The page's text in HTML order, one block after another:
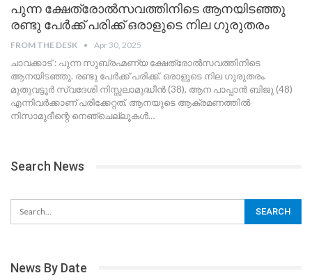
പുന്ന ക്ഷേത്രോൽസവത്തിനിടെ ആനയിടഞ്ഞു
രണ്ടു പേർക്ക് പരിക്ക് ഒരാളുടെ നില ഗുരുതരം
FROM THE DESK Apr 30, 2025
ചാവക്കാട് : പുന്ന സുബ്രഹ്മണ്യ ക്ഷേത്രോൽസവത്തിനിടെ
ആനയിടഞ്ഞു. രണ്ടു പേർക്ക് പരിക്ക്. ഒരാളുടെ നില ഗുരുതരം.
മുതുവട്ടൂർ സ്വദേശി നിസ്സലാമുദ്ധീൻ (38), ആന പാപ്പാൻ ബിജു (48)
എന്നിവർക്കാണ് പരിക്കേറ്റത്. ആനയുടെ ആക്രമണത്തിൽ
നിസാമുദീന്റെ നെഞ്ചെല്ലുകൾ…
Search News
News By Date